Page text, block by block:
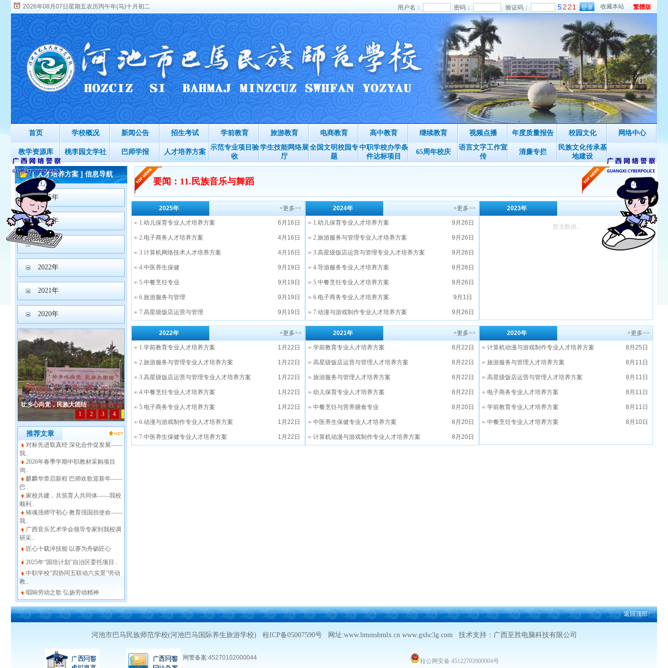
2026年08月07日星期五农历丙午年(马)十月初二 用户名： 密码： 验证码： 收藏本站 繁體版
首页 学校概况 新闻公告 招生考试 学前教育 旅游教育 电商教育 高中教育 继续教育 视频点播 年度质量报告 校园文化 网络中心
教学资源库 桃李园文学社 巴师学报 人才培养方案
示范专业项目验
收
学生技能网络展
厅
全国文明校园专
题
中职学校办学条
件达标项目
65周年校庆
语言文字工作宣
传
清廉专拦
民族文化传承基
地建设
[ 人才培养方案 ] 信息导航
2025年
2024年
2023年
2022年
2021年
2020年
推荐文章
对标先进取真经 深化合作促发展——
我..
2026年春季学期中职教材采购项目
询..
麒麟华章启新程 巴师欢歌迎新年——
巴..
家校共建，共筑育人共同体——我校
顺利..
铸魂强师守初心 教育强国担使命——
我..
广西音乐艺术学会领导专家到我校调
研采..
匠心十载淬技能 以赛为舟砺匠心
2025年“国培计划”自治区委托项目..
中职学校“四协同五联动六实景”劳动
教..
唱响劳动之歌 弘扬劳动精神
要闻：11.民族音乐与舞蹈
2025年 +更多>>
1.幼儿保育专业人才培养方案 6月16日
2.电子商务人才培养方案 4月16日
3.计算机网络技术人才培养方案 4月16日
4.中医养生保健 9月19日
5.中餐烹饪专业 9月19日
6.旅游服务与管理 9月19日
7.高星级饭店运营与管理 9月19日
2024年 +更多>>
1.幼儿保育专业人才培养方案 9月26日
2.旅游服务与管理专业人才培养方案 9月26日
3.高星级饭店运营与管理专业人才培养方案 9月26日
4.导游服务专业人才培养方案 9月26日
5.中餐烹饪专业人才培养方案 9月26日
6.电子商务专业人才培养方案 9月1日
7.动漫与游戏制作专业人才培养方案 9月26日
2023年 +更多>>
暂无数据...
2022年 +更多>>
1.学前教育专业人才培养方案 1月22日
2.旅游服务与管理专业人才培养方案 1月22日
3.高星级饭店运营与管理专业人才培养方案 1月22日
4.中餐烹饪专业人才培养方案 1月22日
5.电子商务专业人才培养方案 1月22日
6.动漫与游戏制作专业人才培养方案 1月22日
7.中医养生保健专业人才培养方案 1月22日
2021年 +更多>>
学前教育专业人才培养方案 8月22日
高星级饭店运营与管理人才培养方案 8月22日
旅游服务与管理人才培养方案 8月22日
幼儿保育专业人才培养方案 8月22日
中餐烹饪与营养膳食专业 8月20日
中医养生保健专业人才培养方案 8月20日
计算机动漫与游戏制作专业人才培养方案 8月20日
2020年 +更多>>
计算机动漫与游戏制作专业人才培养方案 8月25日
旅游服务与管理人才培养方案 8月11日
高星级饭店运营与管理人才培养方案 8月11日
电子商务专业人才培养方案 8月11日
学前教育专业人才培养方案 8月11日
中餐烹饪专业人才培养方案 8月10日
返回顶部↑
河池市巴马民族师范学校(河池巴马国际养生旅游学校) 桂ICP备05007590号网址:www.bmmsbmlx.cn www.gxhc3g.com 技术支持：广西至胜电脑科技有限公司
网警备案:45270102000044 桂公网安备 45122702000004号